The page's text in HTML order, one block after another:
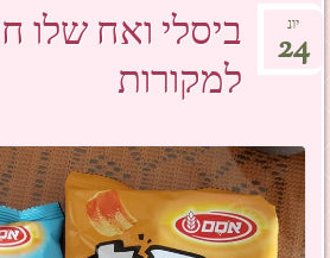
ביסלי ואח שלו
למקורות
יונ
24